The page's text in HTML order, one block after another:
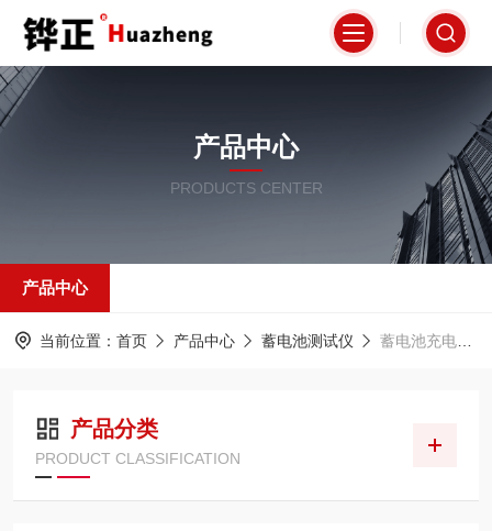
产品中心
PRODUCTS CENTER
产品中心
当前位置： 首页 产品中心 蓄电池测试仪 蓄电池充电测试仪
产品分类
PRODUCT CLASSIFICATION